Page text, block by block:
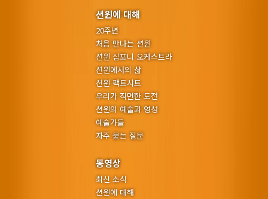
션윈에 대해
20주년
처음 만나는 션윈
션윈 심포니 오케스트라
션윈에서의 삶
션윈 팩트시트
우리가 직면한 도전
션윈의 예술과 영성
예술가들
자주 묻는 질문
동영상
최신 소식
션윈에 대해